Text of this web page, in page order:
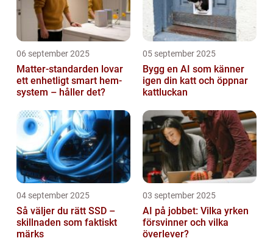
06 september 2025
Matter-standarden lovar
ett enhetligt smart hem-
system – håller det?
05 september 2025
Bygg en AI som känner
igen din katt och öppnar
kattluckan
04 september 2025
Så väljer du rätt SSD –
skillnaden som faktiskt
märks
03 september 2025
AI på jobbet: Vilka yrken
försvinner och vilka
överlever?